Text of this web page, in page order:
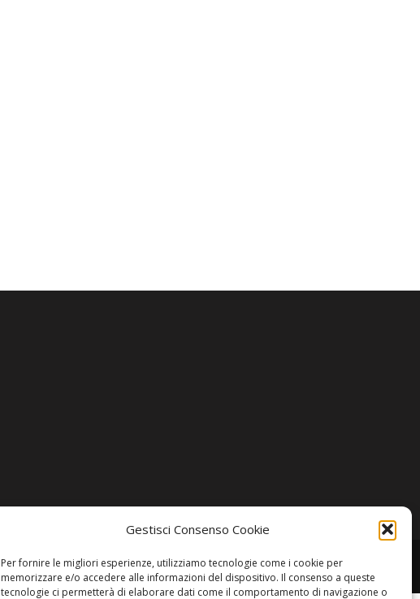
Gestisci Consenso Cookie
Per fornire le migliori esperienze, utilizziamo tecnologie come i cookie per
memorizzare e/o accedere alle informazioni del dispositivo. Il consenso a queste
tecnologie ci permetterà di elaborare dati come il comportamento di navigazione o